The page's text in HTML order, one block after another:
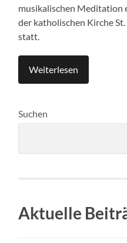
musikalischen Meditation
der katholischen Kirche
statt.
Weiterlesen
Suchen
Aktuelle